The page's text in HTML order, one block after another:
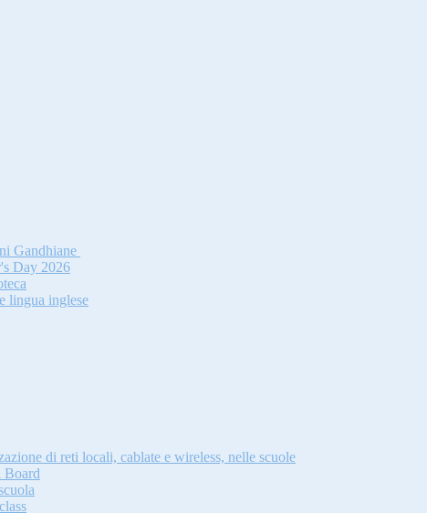
Gandhiane
Day 2026
lingua inglese
di reti locali, cablate e wireless, nelle scuole